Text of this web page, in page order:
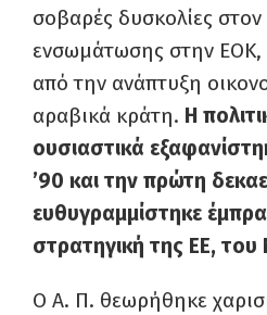
σοβαρές δυσκολίες
ενσωμάτωσης στην ΕΟΚ,
από την ανάπτυξη
αραβικά κράτη. Η
ουσιαστικά
’90 και την πρώτη
ευθυγραμμίστηκε
στρατηγική της ΕΕ,
Ο Α. Π. θεωρήθηκε